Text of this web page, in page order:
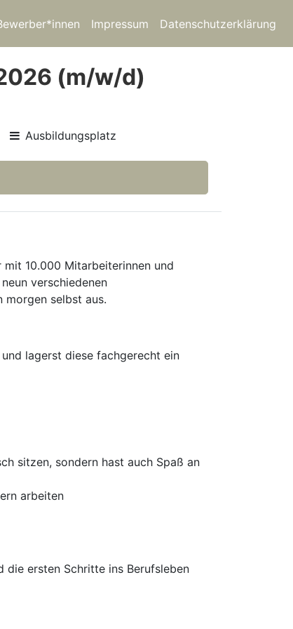
Impressum Datenschutzerklärung
(m/w/d)
Ausbildungsplatz
10.000 Mitarbeiterinnen und
verschiedenen
morgen selbst aus.
lagerst diese fachgerecht ein
sitzen, sondern hast auch Spaß an
arbeiten
die ersten Schritte ins Berufsleben